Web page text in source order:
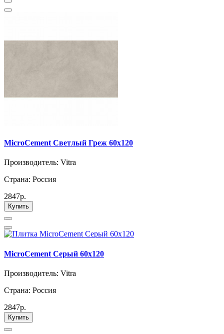
MicroCement Светлый Греж 60x120
Производитель: Vitra
Страна: Россия
2847р.
Купить
MicroCement Серый 60x120
Производитель: Vitra
Страна: Россия
2847р.
Купить